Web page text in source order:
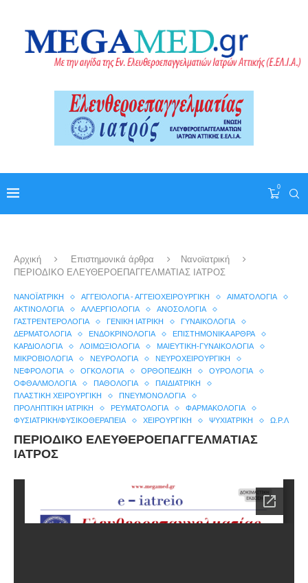
0
Αρχική Επιστημονικά άρθρα
Nανοϊατρική
ΠΕΡΙΟΔΙΚΟ ΕΛΕΥΘΕΡΟΕΠΑΓΓΕΛΜΑΤΙΑΣ ΙΑΤΡΟΣ
NΑΝΟΪΑΤΡΙΚΉ ΑΓΓΕΙΟΛΟΓΊΑ - ΑΓΓΕΙΟΧΕΙΡΟΥΡΓΙΚΉ
ΑΙΜΑΤΟΛΟΓΊΑ
ΑΚΤΙΝΟΛΟΓΊΑ
ΑΛΛΕΡΓΙΟΛΟΓΊΑ
ΑΝΟΣΟΛΟΓΊΑ
ΓΑΣΤΡΕΝΤΕΡΟΛΟΓΊΑ
ΓΕΝΙΚΉ ΙΑΤΡΙΚΉ
ΓΥΝΑΙΚΟΛΟΓΊΑ
ΔΕΡΜΑΤΟΛΟΓΊΑ
ΕΝΔΟΚΡΙΝΟΛΟΓΊΑ
ΕΠΙΣΤΗΜΟΝΙΚΆ ΆΡΘΡΑ
ΚΑΡΔΙΟΛΟΓΊΑ
ΛΟΙΜΩΞΙΟΛΟΓΊΑ
ΜΑΙΕΥΤΙΚΉ-ΓΥΝΑΙΚΟΛΟΓΊΑ
ΜΙΚΡΟΒΙΟΛΟΓΊΑ
ΝΕΥΡΟΛΟΓΊΑ
ΝΕΥΡΟΧΕΙΡΟΥΡΓΙΚΉ
ΝΕΦΡΟΛΟΓΊΑ
ΟΓΚΟΛΟΓΊΑ ΟΡΘΟΠΕΔΙΚΉ
ΟΥΡΟΛΟΓΊΑ
ΟΦΘΑΛΜΟΛΟΓΊΑ
ΠΑΘΟΛΟΓΊΑ
ΠΑΙΔΙΑΤΡΙΚΉ
ΠΛΑΣΤΙΚΉ ΧΕΙΡΟΥΡΓΙΚΉ
ΠΝΕΥΜΟΝΟΛΟΓΊΑ
ΠΡΟΛΗΠΤΙΚΉ ΙΑΤΡΙΚΉ
ΡΕΥΜΑΤΟΛΟΓΊΑ
ΦΑΡΜΑΚΟΛΟΓΊΑ
ΦΥΣΙΑΤΡΙΚΉ/ΦΥΣΙΚΟΘΕΡΑΠΕΊΑ
ΧΕΙΡΟΥΡΓΙΚΉ ΨΥΧΙΑΤΡΙΚΉ Ω.Ρ.Λ
ΠΕΡΙΟΔΙΚΟ ΕΛΕΥΘΕΡΟΕΠΑΓΓΕΛΜΑΤΙΑΣ
ΙΑΤΡΟΣ